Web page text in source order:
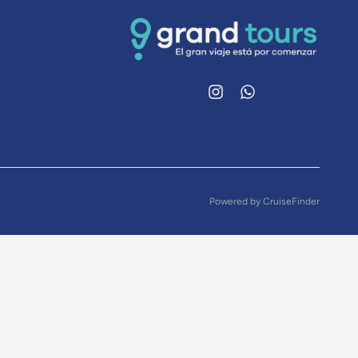
Powered by CruiseFinder